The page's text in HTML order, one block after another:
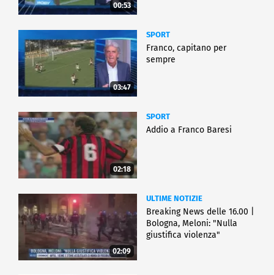
00:53
03:47
SPORT
Franco, capitano per
sempre
02:18
SPORT
Addio a Franco Baresi
02:09
ULTIME NOTIZIE
Breaking News delle 16.00 |
Bologna, Meloni: "Nulla
giustifica violenza"